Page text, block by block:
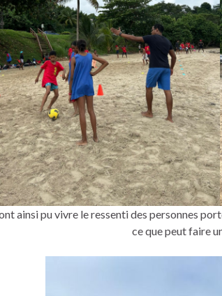
ainsi pu vivre le ressenti des personnes
ce que peut faire